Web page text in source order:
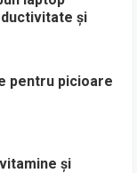
și
pentru picioare
și